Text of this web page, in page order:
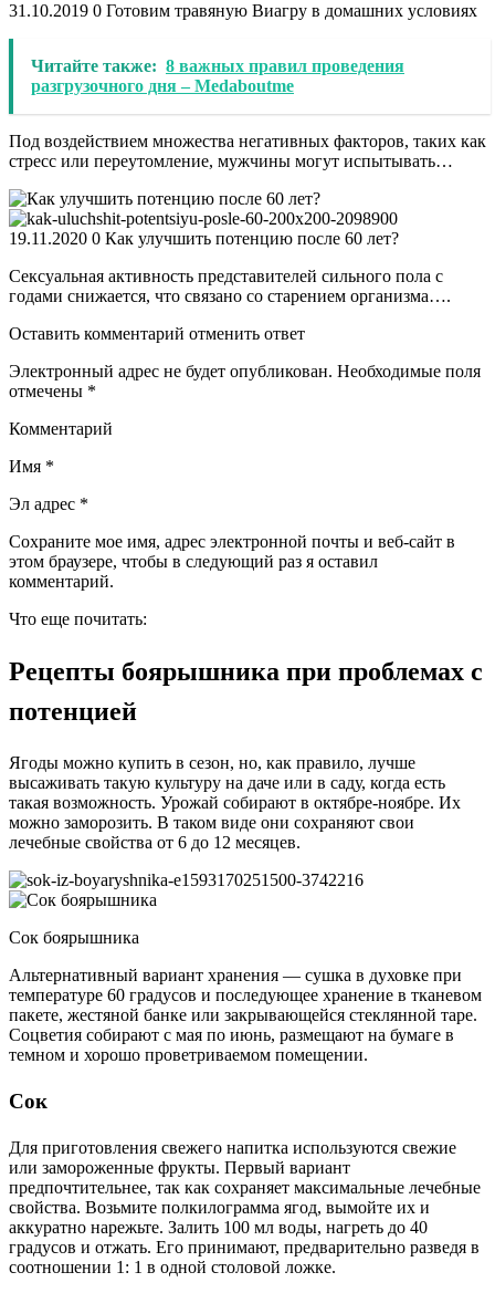
31.10.2019 0 Готовим травяную Виагру в домашних условиях
Читайте также: 8 важных правил проведения
разгрузочного дня – Medaboutme
Под воздействием множества негативных факторов, таких как
стресс или переутомление, мужчины могут испытывать…
19.11.2020 0 Как улучшить потенцию после 60 лет?
Сексуальная активность представителей сильного пола с
годами снижается, что связано со старением организма….
Оставить комментарий отменить ответ
Электронный адрес не будет опубликован. Необходимые поля
отмечены *
Комментарий
Имя *
Эл адрес *
Сохраните мое имя, адрес электронной почты и веб-сайт в
этом браузере, чтобы в следующий раз я оставил
комментарий.
Что еще почитать:
Рецепты боярышника при проблемах с
потенцией
Ягоды можно купить в сезон, но, как правило, лучше
высаживать такую ​​культуру на даче или в саду, когда есть
такая возможность. Урожай собирают в октябре-ноябре. Их
можно заморозить. В таком виде они сохраняют свои
лечебные свойства от 6 до 12 месяцев.
Сок боярышника
Альтернативный вариант хранения — сушка в духовке при
температуре 60 градусов и последующее хранение в тканевом
пакете, жестяной банке или закрывающейся стеклянной таре.
Соцветия собирают с мая по июнь, размещают на бумаге в
темном и хорошо проветриваемом помещении.
Сок
Для приготовления свежего напитка используются свежие
или замороженные фрукты. Первый вариант
предпочтительнее, так как сохраняет максимальные лечебные
свойства. Возьмите полкилограмма ягод, вымойте их и
аккуратно нарежьте. Залить 100 мл воды, нагреть до 40
градусов и отжать. Его принимают, предварительно разведя в
соотношении 1: 1 в одной столовой ложке.